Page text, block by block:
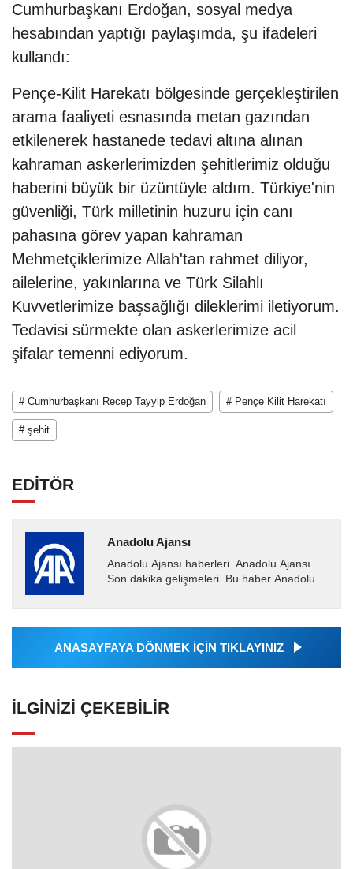
Cumhurbaşkanı Erdoğan, sosyal medya
hesabından yaptığı paylaşımda, şu ifadeleri
kullandı:
Pençe-Kilit Harekatı bölgesinde gerçekleştirilen
arama faaliyeti esnasında metan gazından
etkilenerek hastanede tedavi altına alınan
kahraman askerlerimizden şehitlerimiz olduğu
haberini büyük bir üzüntüyle aldım. Türkiye'nin
güvenliği, Türk milletinin huzuru için canı
pahasına görev yapan kahraman
Mehmetçiklerimize Allah'tan rahmet diliyor,
ailelerine, yakınlarına ve Türk Silahlı
Kuvvetlerimize başsağlığı dileklerimi iletiyorum.
Tedavisi sürmekte olan askerlerimize acil
şifalar temenni ediyorum.
# Cumhurbaşkanı Recep Tayyip Erdoğan # Pençe Kilit Harekatı
# şehit
EDİTÖR
Anadolu Ajansı
Anadolu Ajansı haberleri. Anadolu Ajansı
Son dakika gelişmeleri. Bu haber Anadolu
Ajansı tarafından...
ANASAYFAYA DÖNMEK İÇİN TIKLAYINIZ
İLGINIZI ÇEKEBILIR